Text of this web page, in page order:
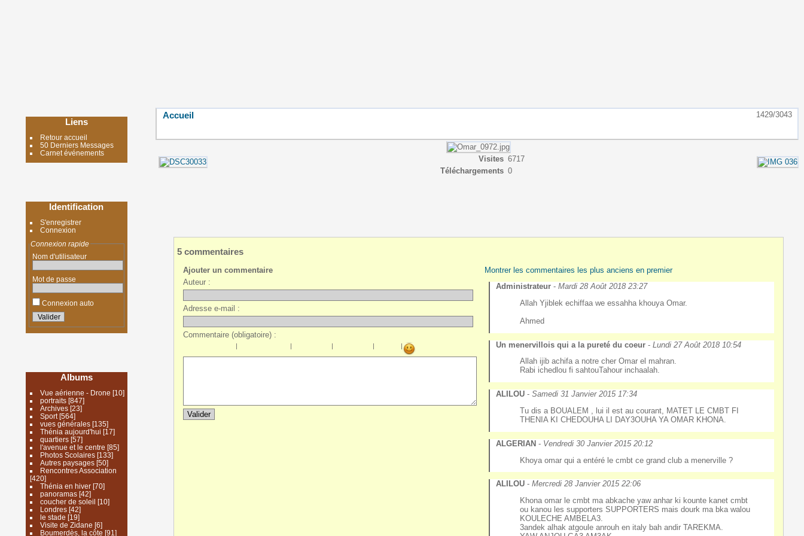
Liens
Retour accueil
50 Derniers Messages
Carnet événements
Identification
S'enregistrer
Connexion
Connexion rapide
Nom d'utilisateur
Mot de passe
Connexion auto
Albums
Vue aérienne - Drone [10]
portraits[847]
Archives [23]
Sport[564]
vues générales[135]
Thénia aujourd'hui [17]
quartiers[57]
l'avenue et le centre [85]
Photos Scolaires[133]
Autres paysages[50]
Rencontres Association
[420]
Thénia en hiver[70]
panoramas[42]
coucher de soleil [10]
Londres[42]
le stade [19]
Visite de Zidane [6]
Boumerdès, la côte [91]
Accueil 1429/3043
Visites 6717
Téléchargements 0
5 commentaires
Ajouter un commentaire
Auteur :
Adresse e-mail :
Commentaire (obligatoire) :
| | | | |
Montrer les commentaires les plus anciens en premier
Administrateur -Mardi 28 Août 2018 23:27
Allah Yjiblek echiffaa we essahha khouya Omar.
Ahmed
Un menervillois qui a la pureté du coeur -Lundi 27 Août 2018 10:54
Allah ijib achifa a notre cher Omar el mahran.
Rabi ichedlou fi sahtouTahour inchaalah.
ALILOU -Samedi 31 Janvier 2015 17:34
Tu dis a BOUALEM , lui il est au courant, MATET LE CMBT FI
THENIA KI CHEDOUHA LI DAY3OUHA YA OMAR KHONA.
ALGERIAN - Vendredi 30 Janvier 2015 20:12
Khoya omar qui a entéré le cmbt ce grand club a menerville ?
ALILOU -Mercredi 28 Janvier 2015 22:06
Khona omar le cmbt ma abkache yaw anhar ki kounte kanet cmbt
ou kanou les supporters SUPPORTERS mais dourk ma bka walou
KOULECHE AMBELA3.
3andek alhak atgoule anrouh en italy bah andir TAREKMA.